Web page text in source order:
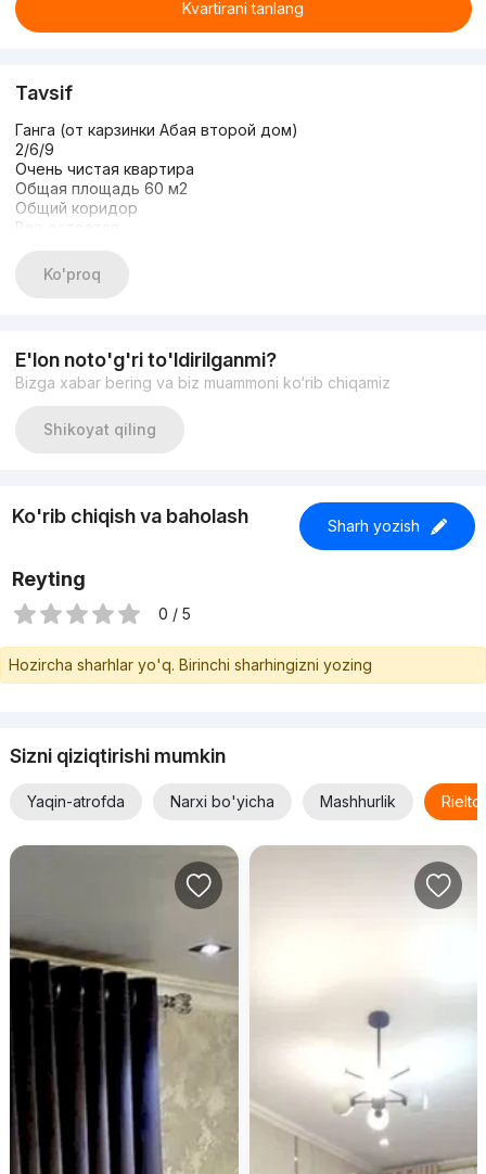
Kvartirani tanlang
Tavsif
Ганга (от карзинки Абая второй дом)
2/6/9
Очень чистая квартира
Общая площадь 60 м2
Общий коридор
Все остается
+998507158887 Александр
Ko'proq
E'lon noto'g'ri to'ldirilganmi?
Bizga xabar bering va biz muammoni ko‘rib chiqamiz
Shikoyat qiling
Ko'rib chiqish va baholash Sharh yozish
Reyting
0 / 5
Hozircha sharhlar yo'q. Birinchi sharhingizni yozing
Sizni qiziqtirishi mumkin
Yaqin-atrofda Narxi bo'yicha Mashhurlik